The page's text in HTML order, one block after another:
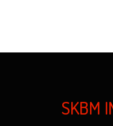
SKBM